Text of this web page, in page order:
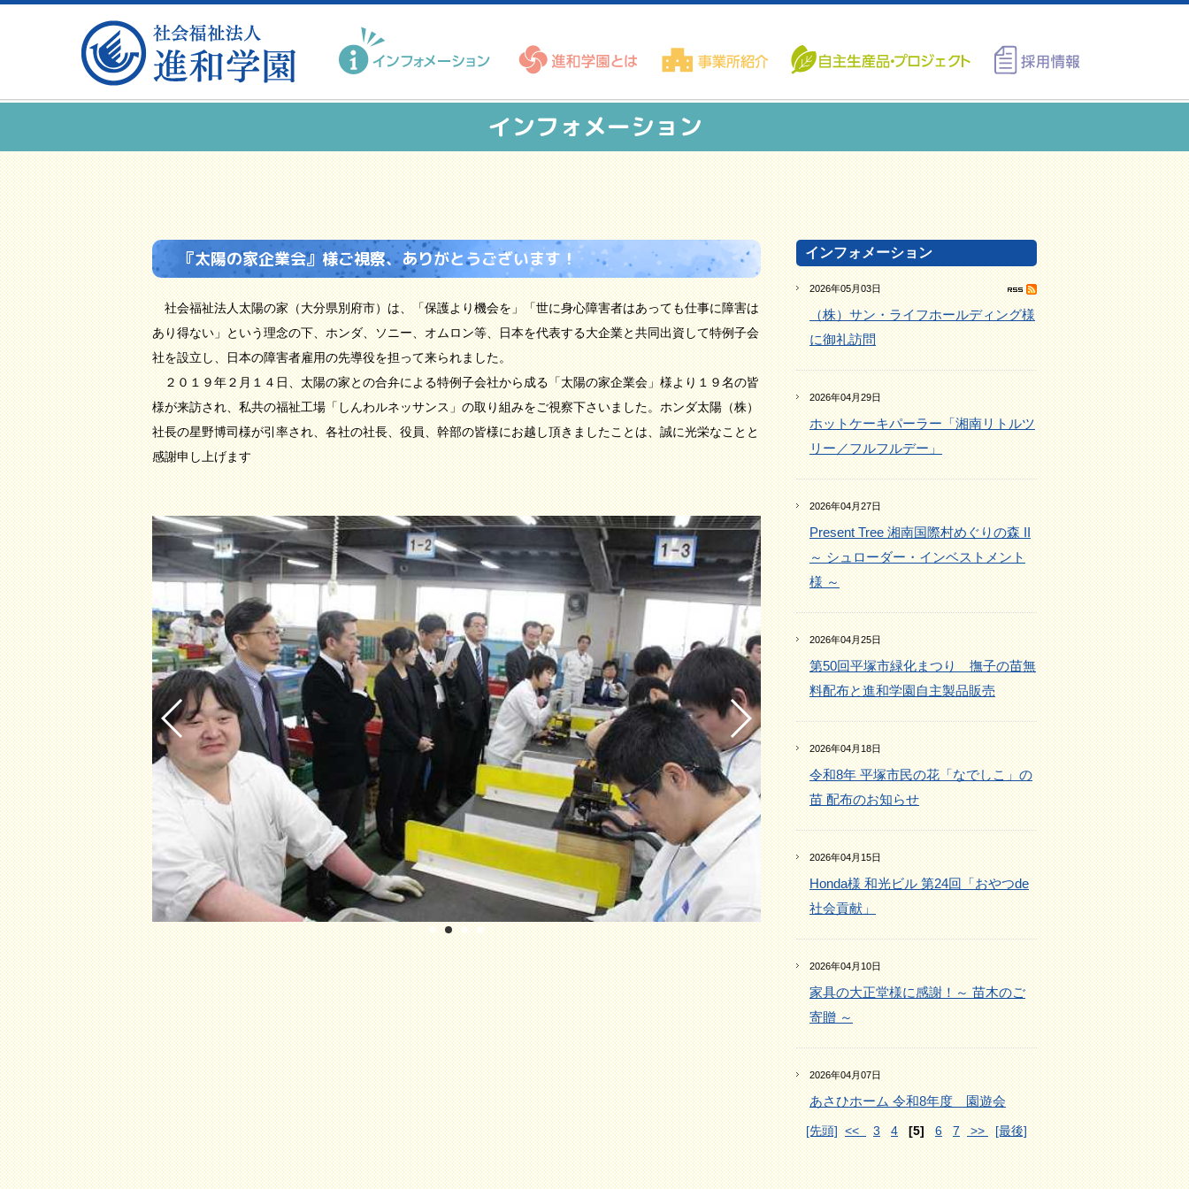
インフォメーション
『太陽の家企業会』様ご視察、ありがとうございます！
社会福祉法人太陽の家（大分県別府市）は、「保護より機会を」「世に身心障害者はあっても仕事に障害は
あり得ない」という理念の下、ホンダ、ソニー、オムロン等、日本を代表する大企業と共同出資して特例子会
社を設立し、日本の障害者雇用の先導役を担って来られました。
２０１９年２月１４日、太陽の家との合弁による特例子会社から成る「太陽の家企業会」様より１９名の皆
様が来訪され、私共の福祉工場「しんわルネッサンス」の取り組みをご視察下さいました。ホンダ太陽（株）
社長の星野博司様が引率され、各社の社長、役員、幹部の皆様にお越し頂きましたことは、誠に光栄なことと
感謝申し上げます
インフォメーション
2026年05月03日
（株）サン・ライフホールディング様
に御礼訪問
2026年04月29日
ホットケーキパーラー「湘南リトルツ
リー／フルフルデー」
2026年04月27日
Present Tree 湘南国際村めぐりの森 II
～ シュローダー・インベストメント
様 ～
2026年04月25日
第50回平塚市緑化まつり 撫子の苗無
料配布と進和学園自主製品販売
2026年04月18日
令和8年 平塚市民の花「なでしこ」の
苗 配布のお知らせ
2026年04月15日
Honda様 和光ビル 第24回「おやつde
社会貢献」
2026年04月10日
家具の大正堂様に感謝！～ 苗木のご
寄贈 ～
2026年04月07日
あさひホーム 令和8年度 園遊会
[先頭] << 3 4 [5] 6 7 >> [最後]